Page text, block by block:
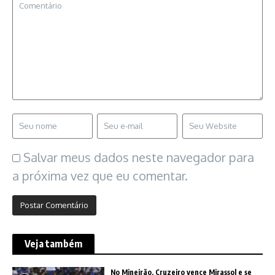
Salvar meus dados neste navegador para
a próxima vez que eu comentar.
Veja também
No Mineirão, Cruzeiro vence Mirassol e se